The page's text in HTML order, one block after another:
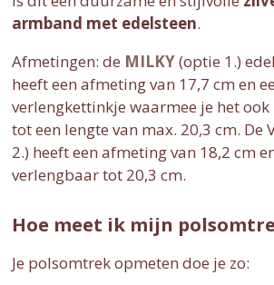
armband met edelsteen.
Afmetingen: de MILKY(optie 1.)
heeft een afmeting van 17,7 cm en
verlengkettinkje waarmee je het
tot een lengte van max. 20,3 cm. De
2.) heeft een afmeting van 18,2 cm
verlengbaar tot 20,3 cm.
Hoe meet ik mijn
Je polsomtrek opmeten doe je zo: